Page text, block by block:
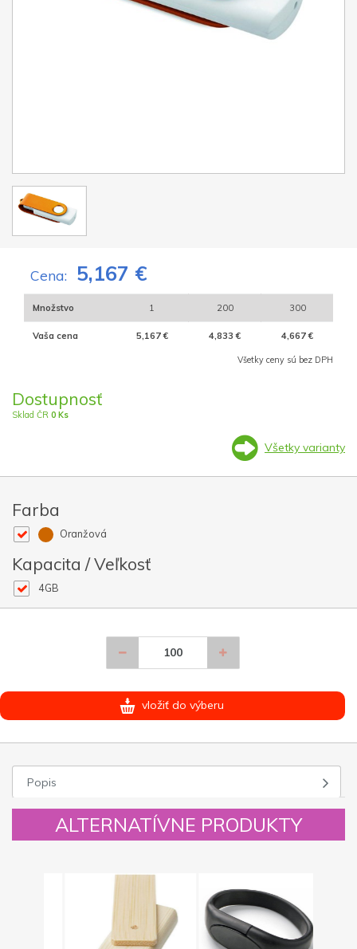
Cena: 5,167 €
Množstvo 1 200 300
Vaša cena 5,167 € 4,833 € 4,667 €
Všetky ceny sú bez DPH
Dostupnosť
Sklad ČR 0 Ks
Všetky varianty
Farba
Oranžová
Kapacita / Veľkosť
4GB
vložiť do výberu
Popis
ALTERNATÍVNE PRODUKTY